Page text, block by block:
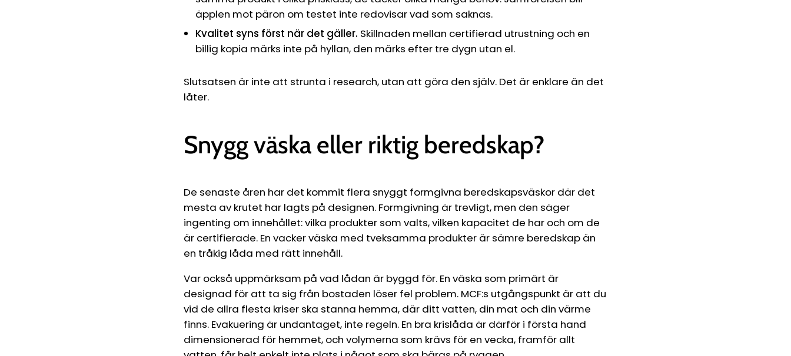
äpplen mot päron om testet inte redovisar vad som saknas.
Kvalitet syns först när det gäller. Skillnaden mellan certifierad utrustning och en
billig kopia märks inte på hyllan, den märks efter tre dygn utan el.
Slutsatsen är inte att strunta i research, utan att göra den själv. Det är enklare än det
låter.
Snygg väska eller riktig beredskap?
De senaste åren har det kommit flera snyggt formgivna beredskapsväskor där det
mesta av krutet har lagts på designen. Formgivning är trevligt, men den säger
ingenting om innehållet: vilka produkter som valts, vilken kapacitet de har och om de
är certifierade. En vacker väska med tveksamma produkter är sämre beredskap än
en tråkig låda med rätt innehåll.
Var också uppmärksam på vad lådan är byggd för. En väska som primärt är
designad för att ta sig från bostaden löser fel problem. MCF:s utgångspunkt är att du
vid de allra flesta kriser ska stanna hemma, där ditt vatten, din mat och din värme
finns. Evakuering är undantaget, inte regeln. En bra krislåda är därför i första hand
dimensionerad för hemmet, och volymerna som krävs för en vecka, framför allt